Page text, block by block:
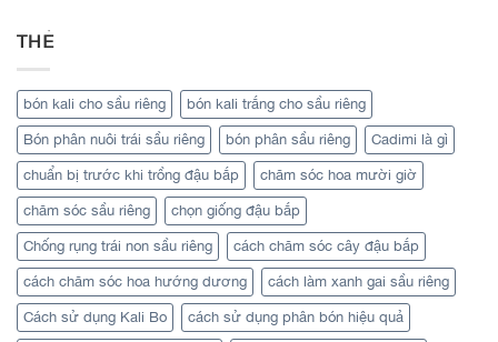
THẺ
bón kali cho sầu riêng bón kali trắng cho sầu riêng
Bón phân nuôi trái sầu riêng bón phân sầu riêng Cadimi là gì
chuẩn bị trước khi trồng đậu bắp chăm sóc hoa mười giờ
chăm sóc sầu riêng chọn giống đậu bắp
Chống rụng trái non sầu riêng cách chăm sóc cây đậu bắp
cách chăm sóc hoa hướng dương cách làm xanh gai sầu riêng
Cách sử dụng Kali Bo cách sử dụng phân bón hiệu quả